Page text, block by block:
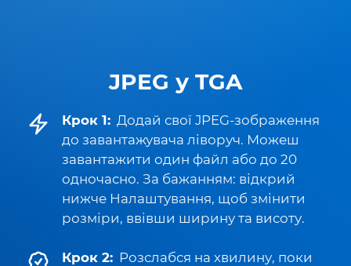
JPEG у TGA
Крок 1: Додай свої JPEG-зображення
до завантажувача ліворуч. Можеш
завантажити один файл або до 20
одночасно. За бажанням: відкрий
нижче Налаштування, щоб змінити
розміри, ввівши ширину та висоту.
Крок 2: Розслабся на хвилину, поки